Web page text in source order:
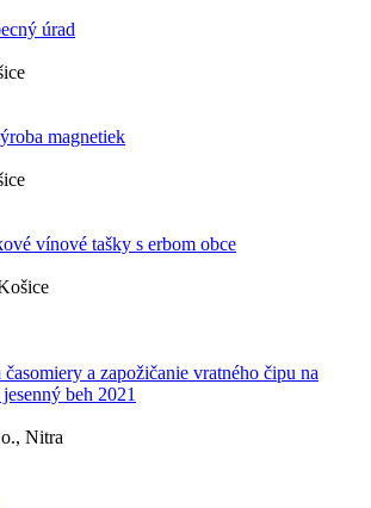
úrad
magnetiek
vínové tašky s erbom obce
a zapožičanie vratného čipu na
beh 2021
Nitra